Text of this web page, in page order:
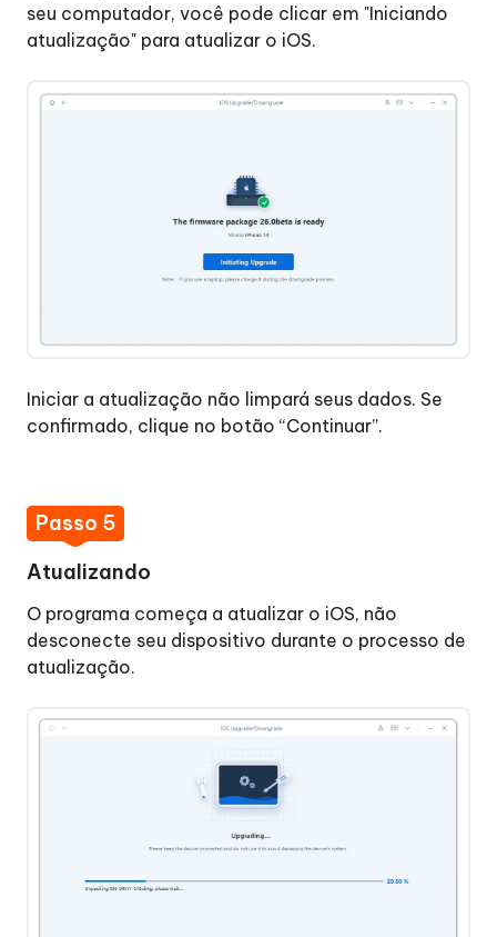
seu computador, você pode clicar em "Iniciando
atualização" para atualizar o iOS.
Iniciar a atualização não limpará seus dados. Se
confirmado, clique no botão “Continuar”.
Passo 5
Atualizando
O programa começa a atualizar o iOS, não
desconecte seu dispositivo durante o processo de
atualização.